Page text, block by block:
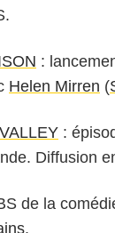
:
Helen Mirren (
:
Diffusion
de la
.